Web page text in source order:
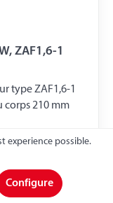
ZAF1,6-1
corps 210 mm
Log in
experience possible.
Configure